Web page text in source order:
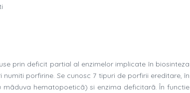
prin deficit partial al enzimelor implicate în biosinteza
porfirine. Se cunosc 7 tipuri de porfirii ereditare, în
hematopoeticã) si enzima deficitarã. În functie